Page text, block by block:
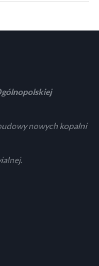
nowych kopalni